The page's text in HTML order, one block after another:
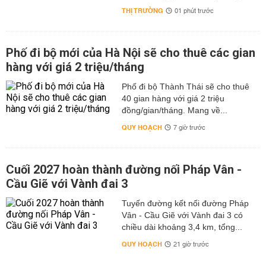
THỊ TRƯỜNG 01 phút trước
Phố đi bộ mới của Hà Nội sẽ cho thuê các gian
hàng với giá 2 triệu/tháng
Phố đi bộ Thành Thái sẽ cho thuê
40 gian hàng với giá 2 triệu
đồng/gian/tháng. Mang về...
QUY HOẠCH 7 giờ trước
Cuối 2027 hoàn thành đường nối Pháp Vân -
Cầu Giẽ với Vành đai 3
Tuyến đường kết nối đường Pháp
Vân - Cầu Giẽ với Vành đai 3 có
chiều dài khoảng 3,4 km, tổng...
QUY HOẠCH 21 giờ trước